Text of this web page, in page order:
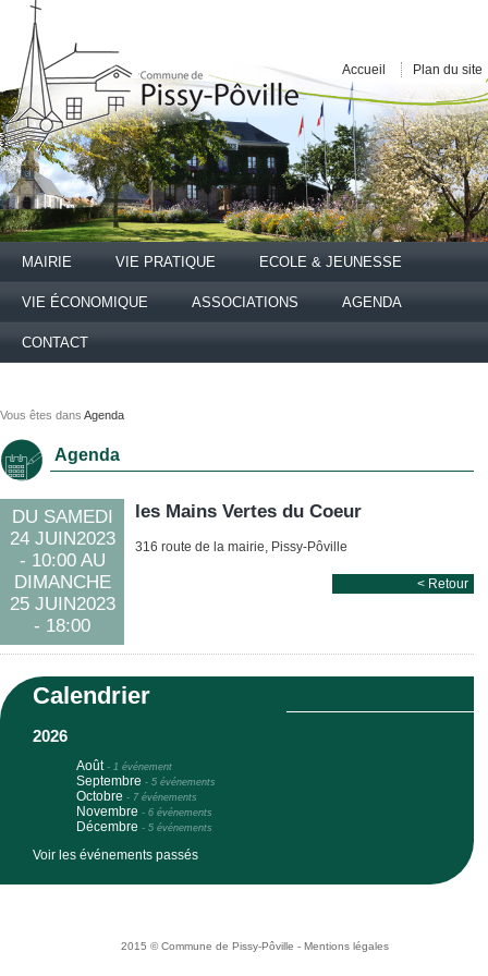
Accueil Plan du site
MAIRIE VIE PRATIQUE ECOLE & JEUNESSE
VIE ÉCONOMIQUE ASSOCIATIONS AGENDA
CONTACT
Vous êtes dans Agenda
Agenda
les Mains Vertes du Coeur
DU SAMEDI
24 JUIN2023
- 10:00 AU
DIMANCHE
25 JUIN2023
- 18:00
316 route de la mairie, Pissy-Pôville
Retour
Calendrier
2026
Août - 1 événement
Septembre - 5 événements
Octobre - 7 événements
Novembre - 6 événements
Décembre - 5 événements
Voir les événements passés
2015 © Commune de Pissy-Pôville - Mentions légales